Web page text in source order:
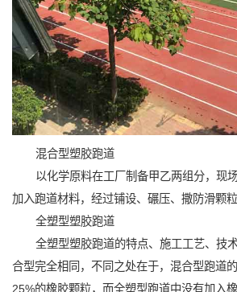
混合型塑胶跑道
以化学原料在工厂制备甲乙两组分，现
加入跑道材料，经过铺设、碾压、撒防滑颗粒
全塑型塑胶跑道
全塑型塑胶跑道的特点、施工工艺、技
合型完全相同，不同之处在于，混合型跑道
25%的橡胶颗粒，而全塑型跑道中没有加入